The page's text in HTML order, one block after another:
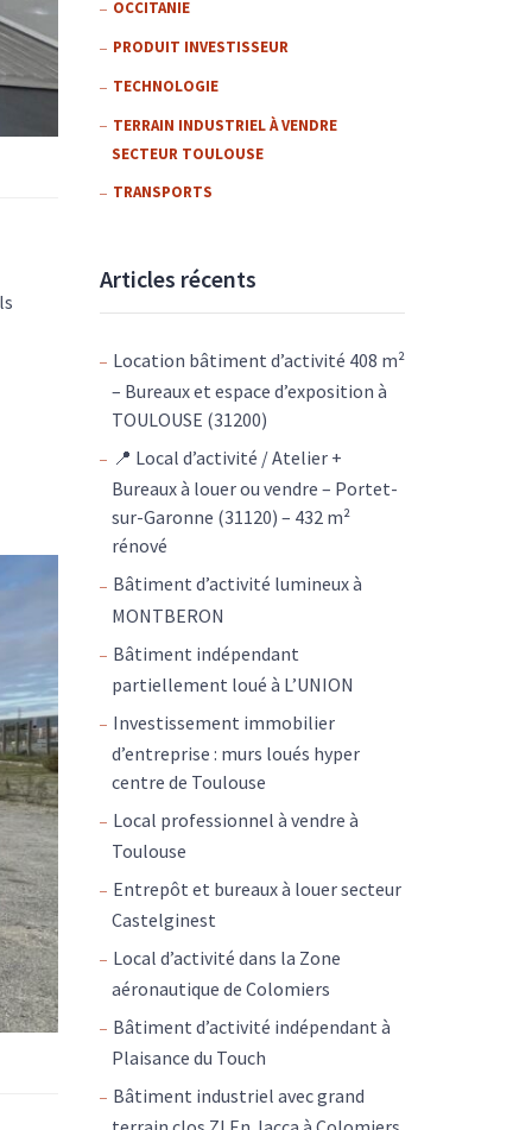
OCCITANIE
PRODUIT INVESTISSEUR
TECHNOLOGIE
TERRAIN INDUSTRIEL À VENDRE
SECTEUR TOULOUSE
TRANSPORTS
Articles récents
Location bâtiment d’activité 408 m²
– Bureaux et espace d’exposition à
TOULOUSE (31200)
📍 Local d’activité / Atelier +
Bureaux à louer ou vendre – Portet-
sur-Garonne (31120) – 432 m²
rénové
Bâtiment d’activité lumineux à
MONTBERON
Bâtiment indépendant
partiellement loué à L’UNION
Investissement immobilier
d’entreprise : murs loués hyper
centre de Toulouse
Local professionnel à vendre à
Toulouse
Entrepôt et bureaux à louer secteur
Castelginest
Local d’activité dans la Zone
aéronautique de Colomiers
Bâtiment d’activité indépendant à
Plaisance du Touch
Bâtiment industriel avec grand